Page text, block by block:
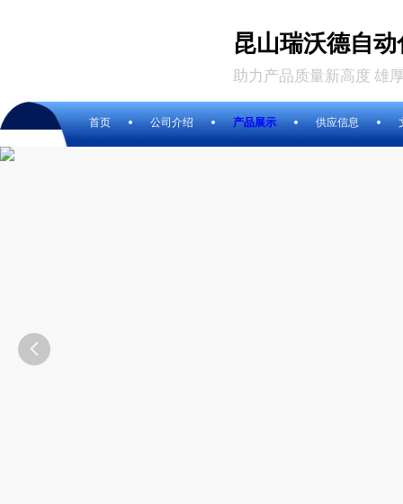
昆山瑞沃德自
助力产品质量新高度 雄
首页 公司介绍 产品展示 供应信息
